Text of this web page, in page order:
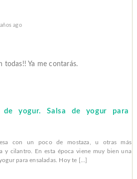
ago
todas!! Ya me contarás.
de yogur. Salsa de yogur para
con un poco de mostaza, u otras más
y cilantro. En esta época viene muy bien una
para ensaladas. Hoy te […]